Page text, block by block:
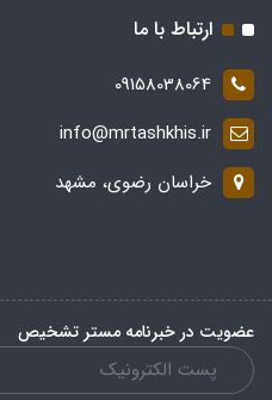
ارتباط با ما
09158038064
info@mrtashkhis.ir
خراسان رضوی، مشهد
عضویت در خبرنامه مستر تشخیص